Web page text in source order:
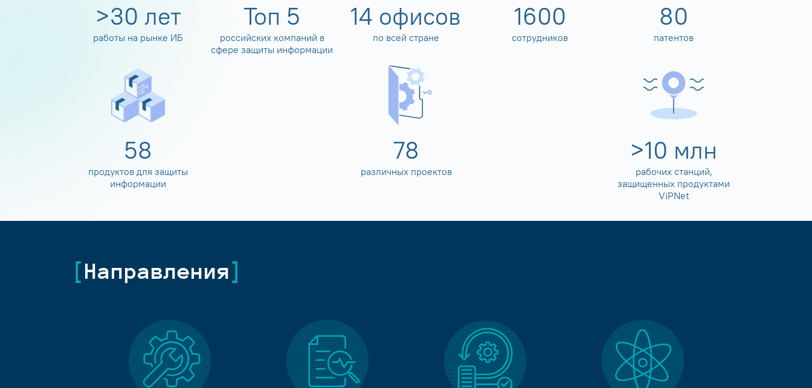
>30 лет
работы на рынке ИБ
Топ 5
российских компаний в
сфере защиты информации
14 офисов
по всей стране
1600
сотрудников
80
патентов
60
продуктов для защиты
информации
80
различных проектов
>10 млн
рабочих станций,
защищенных продуктами
ViPNet
Направления